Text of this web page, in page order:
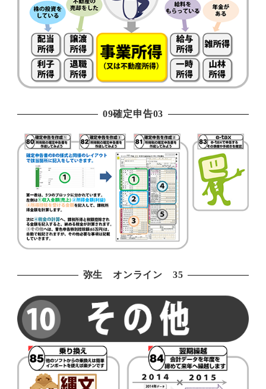
09確定申告03
弥生 オンライン 35